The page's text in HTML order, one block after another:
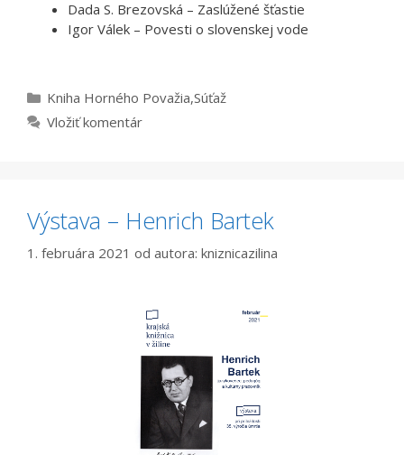
Dada S. Brezovská – Zaslúžené šťastie
Igor Válek – Povesti o slovenskej vode
Kategórie
Kniha Horného Považia,Súťaž
Vložiť komentár
Výstava – Henrich Bartek
1. februára 2021 od autora: kniznicazilina